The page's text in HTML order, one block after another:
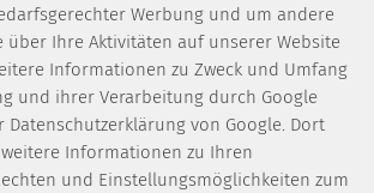
Werbung und um andere
über Ihre Aktivitäten auf unserer Website
Informationen zu Zweck und Umfang
und ihrer Verarbeitung durch Google
Datenschutzerklärung von Google. Dort
Informationen zu Ihren
und Einstellungsmöglichkeiten zum